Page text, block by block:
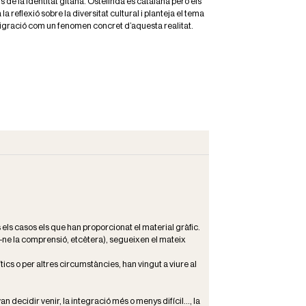
reflexió sobre la diversitat cultural i planteja el tema
com un fenomen concret d’aquesta realitat.
casos els que han proporcionat el material gràfic.
la comprensió, etcètera), segueixen el mateix
o per altres circumstàncies, han vingut a viure al
decidir venir, la integració més o menys difícil..., la